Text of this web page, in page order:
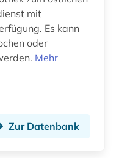
mit
Es kann
oder
Mehr
Zur Datenbank